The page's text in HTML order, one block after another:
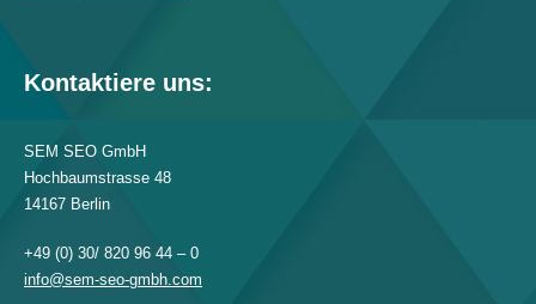
Kontaktiere uns:
SEM SEO GmbH
Hochbaumstrasse 48
14167 Berlin
+49 (0) 30/ 820 96 44 – 0
info@sem-seo-gmbh.com